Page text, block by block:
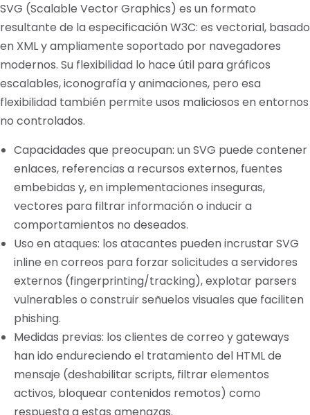
SVG (Scalable Vector Graphics) es un formato
resultante de la especificación W3C: es vectorial, basado
en XML y ampliamente soportado por navegadores
modernos. Su flexibilidad lo hace útil para gráficos
escalables, iconografía y animaciones, pero esa
flexibilidad también permite usos maliciosos en entornos
no controlados.
Capacidades que preocupan: un SVG puede contener
enlaces, referencias a recursos externos, fuentes
embebidas y, en implementaciones inseguras,
vectores para filtrar información o inducir a
comportamientos no deseados.
Uso en ataques: los atacantes pueden incrustar SVG
inline en correos para forzar solicitudes a servidores
externos (fingerprinting/tracking), explotar parsers
vulnerables o construir señuelos visuales que faciliten
phishing.
Medidas previas: los clientes de correo y gateways
han ido endureciendo el tratamiento del HTML de
mensaje (deshabilitar scripts, filtrar elementos
activos, bloquear contenidos remotos) como